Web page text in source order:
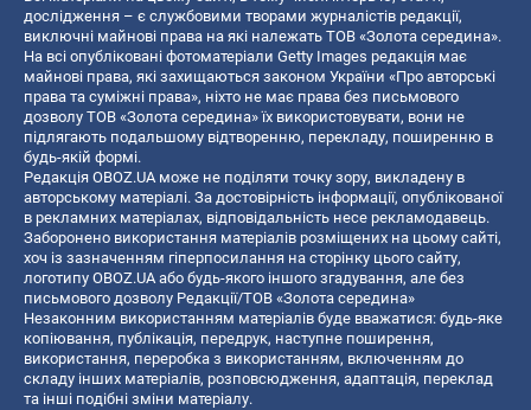
дослідження – є службовими творами журналістів редакції,
виключні майнові права на які належать ТОВ «Золота середина».
На всі опубліковані фотоматеріали Getty Images редакція має
майнові права, які захищаються законом України «Про авторські
права та суміжні права», ніхто не має права без письмового
дозволу ТОВ «Золота середина» їх використовувати, вони не
підлягають подальшому відтворенню, перекладу, поширенню в
будь-якій формі.
Редакція OBOZ.UA може не поділяти точку зору, викладену в
авторському матеріалі. За достовірність інформації, опублікованої
в рекламних матеріалах, відповідальність несе рекламодавець.
Заборонено використання матеріалів розміщених на цьому сайті,
хоч із зазначенням гіперпосилання на сторінку цього сайту,
логотипу OBOZ.UA або будь-якого іншого згадування, але без
письмового дозволу Редакції/ТОВ «Золота середина»
Незаконним використанням матеріалів буде вважатися: будь-яке
копiювання, публiкацiя, передрук, наступне поширення,
використання, переробка з використанням, включенням до
складу інших матеріалів, розповсюдження, адаптація, переклад
та інші подібні зміни матеріалу.